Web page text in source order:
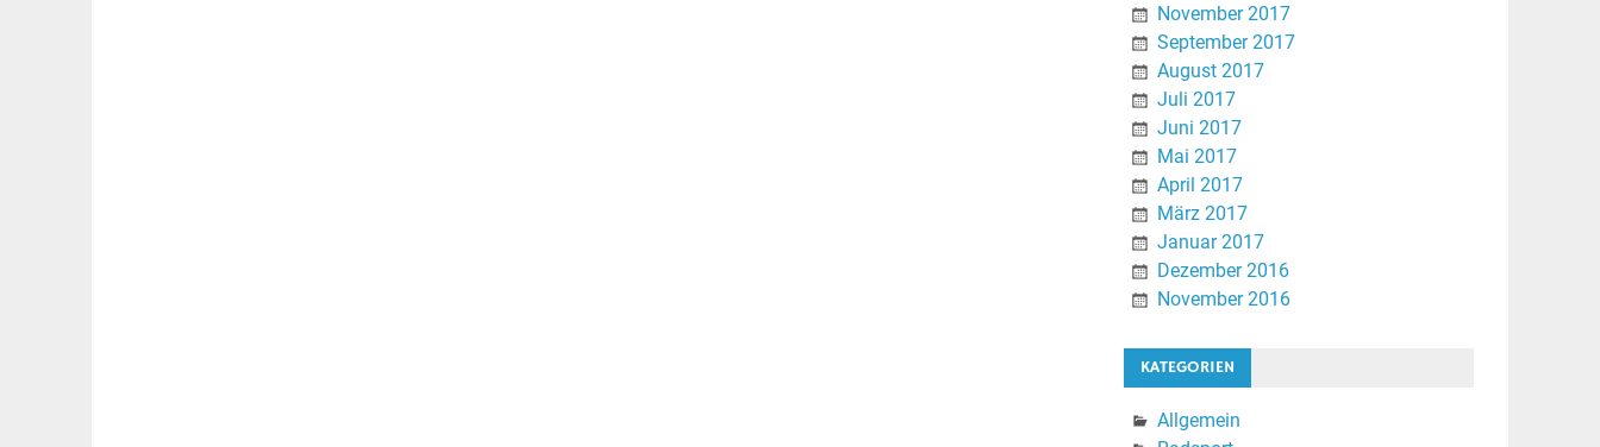
November 2017
September 2017
August 2017
Juli 2017
Juni 2017
Mai 2017
April 2017
März 2017
Januar 2017
Dezember 2016
November 2016
KATEGORIEN
Allgemein